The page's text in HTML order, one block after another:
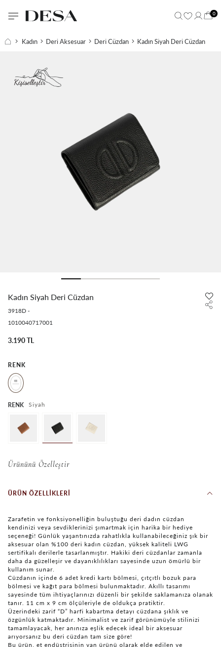
0
Kadın Deri Aksesuar Deri Cüzdan Kadın Siyah Deri Cüzdan
Kadın Siyah Deri Cüzdan
3918D -
1010040717001
3.190 TL
RENK
RENK Siyah
Ürününü Özelleştir
ÜRÜN ÖZELLIKLERI
Zarafetin ve fonksiyonelliğin buluştuğu deri dadın cüzdan
kendinizi veya sevdiklerinizi şımartmak için harika bir hediye
seçeneği! Günlük yaşantınızda rahatlıkla kullanabileceğiniz şık bir
aksesuar olan %100 deri kadın cüzdan, yüksek kaliteli LWG
sertifikalı derilerle tasarlanmıştır. Hakiki deri cüzdanlar zamanla
daha da güzelleşir ve dayanıklılıkları sayesinde uzun ömürlü bir
kullanım sunar.
Cüzdanın içinde 6 adet kredi kartı bölmesi, çıtçıtlı bozuk para
bölmesi ve kağıt para bölmesi bulunmaktadır. Akıllı tasarımı
sayesinde tüm ihtiyaçlarınızı düzenli bir şekilde saklamanıza olanak
tanır. 11 cm x 9 cm ölçüleriyle de oldukça pratiktir.
Üzerindeki zarif “D” harfi kabartma detayı cüzdana şıklık ve
özgünlük katmaktadır. Minimalist ve zarif görünümüyle stilinizi
tamamlayacak, her anınıza eşlik edecek ideal bir aksesuar
arıyorsanız bu deri cüzdan tam size göre!
Bu ürün, et endüstrisinin yan ürünü olarak elde edilen ve